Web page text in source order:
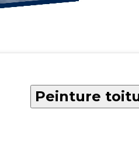
Peinture